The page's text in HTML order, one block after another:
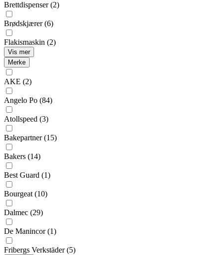
Brettdispenser(2)
Brødskjærer(6)
Flakismaskin (2)
Vis mer
Merke
AKE (2)
Angelo Po (84)
Atollspeed (3)
Bakepartner(15)
Bakers (14)
Best Guard (1)
Bourgeat (10)
Dalmec (29)
De Manincor(1)
Fribergs Verkstäder(5)